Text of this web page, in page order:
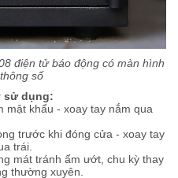
điện tử báo động có màn hình
số
sử dụng:
mật khẩu - xoay tay nắm qua
trước khi đóng cửa - xoay tay
trái.
mát tránh ẩm ướt, chu kỳ thay
thường xuyên.